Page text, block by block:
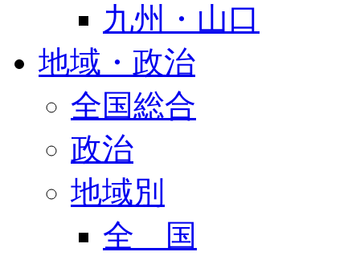
九州・山口
地域・政治
全国総合
政治
地域別
全 国